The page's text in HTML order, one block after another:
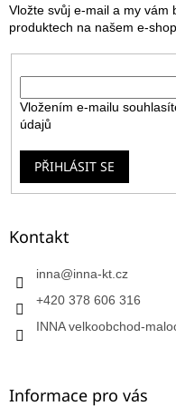
Vložte svůj e-mail a my vám
produktech na našem e-
Vložením e-mailu
údajů
PŘIHLÁSIT SE
Kontakt
inna@inna-kt.cz
+420 378 606 316
INNA velkoobchod-
Informace pro vás